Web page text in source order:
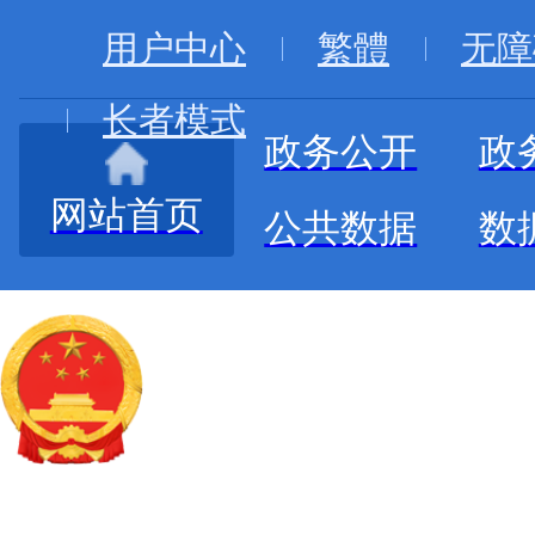
用户中心 繁體
无
长者模式
网站首页
政务公开
政
公共数据
数